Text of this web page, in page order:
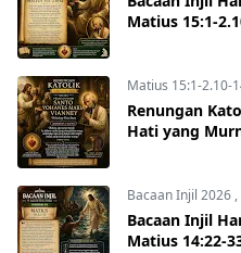
Matius 15:1-
Matius 15:1-2.10-
Renungan
Hati yang
Bacaan Injil 2026 ,
Bacaan Injil
Matius 14:22-